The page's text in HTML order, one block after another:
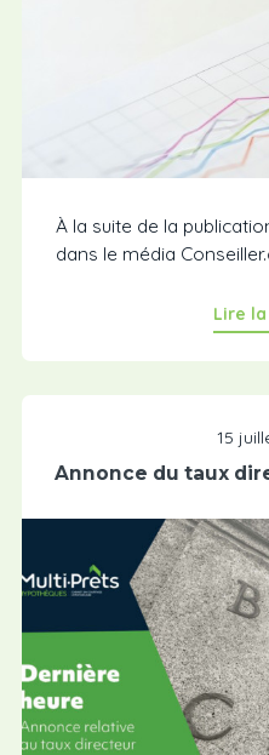
À la suite de la
dans le média
Lire
15
Annonce du taux